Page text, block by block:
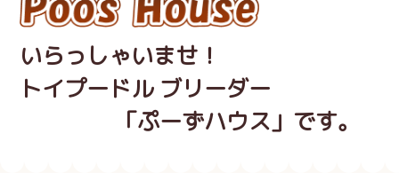
いらっしゃいませ！
トイプードル ブリーダー
「ぷーずハウス」です。